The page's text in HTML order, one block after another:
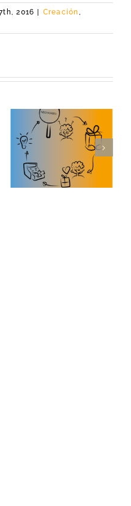
2016 Creación,
Design Thinking
para la
transformación
digital de tu
modelo de
negocio